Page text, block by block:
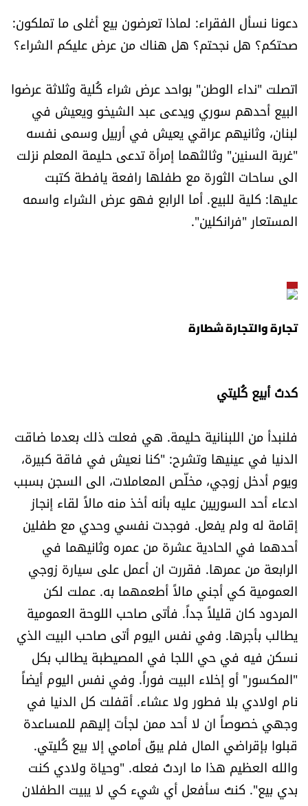
للتاريخ
فيديو
من نحن
للتواصل معنا
شروط الاستخدام
شروط الإشتراك
دعونا نسأل الفقراء: لماذا تعرضون بيع أغلى ما تملكون:
صحتكم؟ هل نجحتم؟ هل هناك من عرض عليكم الشراء؟
اتصلت "نداء الوطن" بواحد عرض شراء كُلية وثلاثة عرضوا
البيع أحدهم سوري ويدعى عبد الشيخو ويعيش في
لبنان، وثانيهم عراقي يعيش في أربيل وسمى نفسه
"غربة السنين" وثالثهما إمرأة تدعى حليمة المعلم نزلت
الى ساحات الثورة مع طفلها رافعة يافطة كتبت
عليها: كلية للبيع. أما الرابع فهو عرض الشراء واسمه
المستعار "فرانكلين".
تجارة والتجارة شطارة
كدتُ أبيع كُليتي
فلنبدأ من اللبنانية حليمة. هي فعلت ذلك بعدما ضاقت
الدنيا في عينيها وتشرح: "كنا نعيش في فاقة كبيرة،
ويوم أدخل زوجي، مخلّص المعاملات، الى السجن بسبب
ادعاء أحد السوريين عليه بأنه أخذ منه مالاً لقاء إنجاز
إقامة له ولم يفعل. فوجدت نفسي وحدي مع طفلين
أحدهما في الحادية عشرة من عمره وثانيهما في
الرابعة من عمرها. فقررت ان أعمل على سيارة زوجي
العمومية كي أجني مالاً أطعمهما به. عملت لكن
المردود كان قليلاً جداً. فأتى صاحب اللوحة العمومية
يطالب بأجرها. وفي نفس اليوم أتى صاحب البيت الذي
نسكن فيه في حي اللجا في المصيطبة يطالب بكل
"المكسور" أو إخلاء البيت فوراً. وفي نفس اليوم أيضاً
نام اولادي بلا فطور ولا عشاء. أقفلت كل الدنيا في
وجهي خصوصاً ان لا أحد ممن لجأت إليهم للمساعدة
قبلوا بإقراضي المال فلم يبقَ أمامي إلا بيع كُليتي.
والله العظيم هذا ما اردتُ فعله. "وحياة ولادي كنت
بدي بيع". كنتُ سأفعل أي شيء كي لا يبيت الطفلان